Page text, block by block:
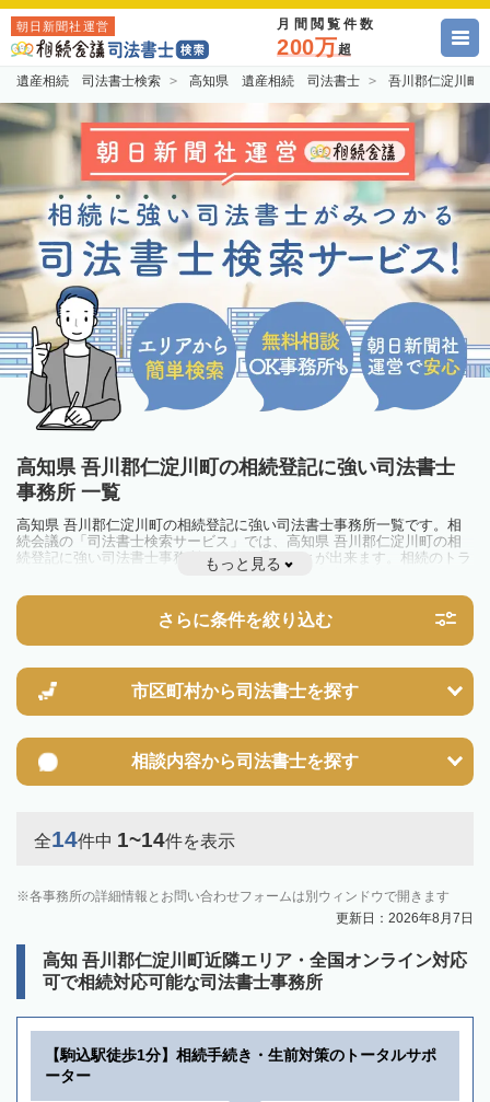
朝日新聞社運営 月間閲覧件数
200万超
遺産相続 司法書士検索 高知県 遺産相続 司法書士 吾川郡仁淀川
高知県 吾川郡仁淀川町の相続登記に強い司法書士
事務所 一覧
高知県 吾川郡仁淀川町の相続登記に強い司法書士事務所一覧です。相
続会議の「司法書士検索サービス」では、高知県 吾川郡仁淀川町の相
続登記に強い司法書士事務所を一覧で見ることが出来ます。相続のトラ
ブルやお悩みを抱えている方は一度近隣の司法書士に相談してみましょ
2024年4月1日から相続登記が義務化されました。
不動産を相続した場合、相続を知った日から3年以内に登記しないと、
10万円以下の過料が科せられるため、速やかな手続きが必要です。義務
相続登記は法律で定められており、司法書士に依頼すれば手間を省けま
す。その他の相続手続きも任せることが可能です。
また、義務化に伴い、相続人申告登記制度が創設されました。遺産分割
ましょう。司法書士への相談も可能です。
もっと見る
さらに条件を絞り込む
市区町村から司法書士を探す
相談内容から司法書士を探す
全14件中 1~14件を表示
各事務所の詳細情報とお問い合わせフォームは別ウィンドウで開きます
更新日：2026年8月7日
高知 吾川郡仁淀川町近隣エリア・全国オンライン対応
可で相続対応可能な司法書士事務所
【駒込駅徒歩1分】相続手続き・生前対策のトータルサポ
ーター